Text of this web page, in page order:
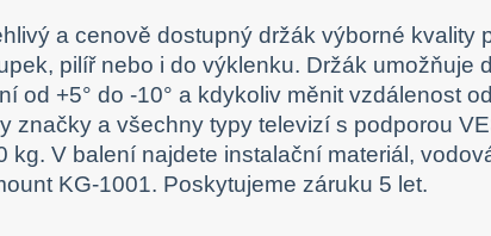
a cenově dostupný držák výborné kvality
pilíř nebo i do výklenku. Držák umožňuje
od +5° do -10° a kdykoliv měnit vzdálenost
značky a všechny typy televizí s podporou
kg. V balení najdete instalační materiál,
KG-1001. Poskytujeme záruku 5 let.